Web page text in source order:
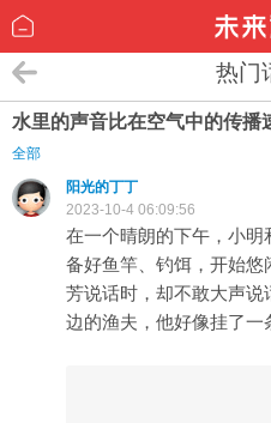
热门
水里的声音比在空气中的传播
全部
阳光的丁丁
2023-10-4 06:09:56
在一个晴朗的下午，小
备好鱼竿、钓饵，开始
芳说话时，却不敢大声说
边的渔夫，他好像挂了一